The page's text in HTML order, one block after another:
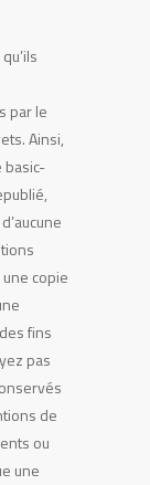
par le
Ainsi,
basic-
copie
fins
pas
de
ou
une